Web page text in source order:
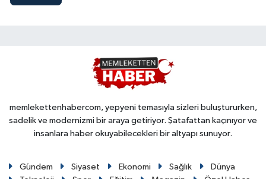
memlekettenhabercom, yepyeni temasıyla sizleri buluştururken,
sadelik ve modernizmi bir araya getiriyor. Şatafattan kaçınıyor ve
insanlara haber okuyabilecekleri bir altyapı sunuyor.
Gündem Siyaset Ekonomi Sağlık
Dünya